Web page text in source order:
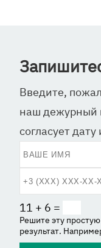
Введите,
наш дежурный
согласует
11 + 6 =
Решите эту
результат.